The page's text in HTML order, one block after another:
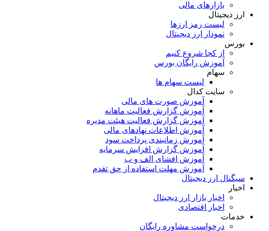
بازارهای مالی
ارز دیجیتال
لیست رمز ارزها
نمودار ارز دیجیتال
بورس
از کجا شروع کنیم
آموزش رایگان بورس
سهام
لیست سهام ها
سایت کدال
آموزش صورت های مالی
آموزش گزارش فعالیت ماهانه
آموزش گزارش فعالیت هیئت مدیره
آموزش اطلاعات نهادهای مالی
آموزش زمانبندی پرداخت سود
آموزش گزارش افزایش سرمایه
آموزش افشای الف و ب
آموزش مهلت استفاده از حق تقدم
سیگنال ارز دیجیتال
اخبار
اخبار بازار ارز دیجیتال
اخبار اقتصادی
خدمات
درخواست مشاوره رایگان